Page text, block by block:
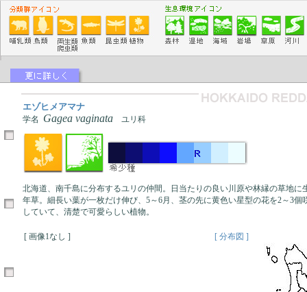
エゾヒメアマナ
学名 Gagea vaginata ユリ科
北海道、南千島に分布するユリの仲間。日当たりの良い川原や林縁の草地に
年草。細長い葉が一枚だけ伸び、5～6月、茎の先に黄色い星型の花を2～3個
していて、清楚で可愛らしい植物。
[ 画像1なし ] [ 分布図 ]